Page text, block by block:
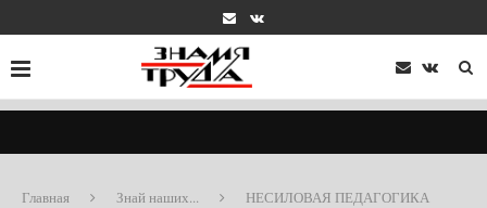
Главная Знай наших... НЕСИЛОВАЯ ПЕДАГОГИКА